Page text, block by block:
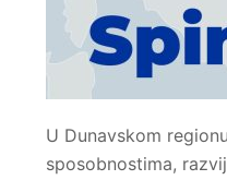
U Dunavskom
sposobnostima,